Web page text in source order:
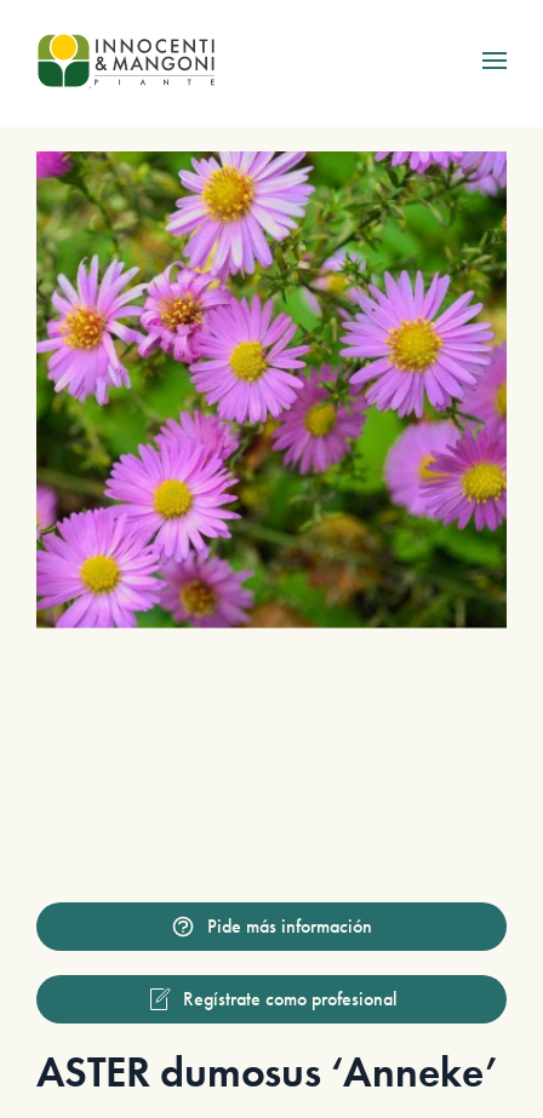
Skip to main content
Pide más información
Regístrate como profesional
ASTER dumosus ‘Anneke’